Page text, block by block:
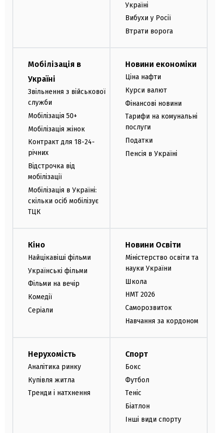
Україні
Вибухи у Росії
Втрати ворога
Мобілізація в
Україні
Звільнення з військової
служби
Мобілізація 50+
Мобілізація жінок
Контракт для 18-24-
річних
Відстрочка від
мобілізації
Мобілізація в Україні:
скільки осіб мобілізує
ТЦК
Новини економіки
Ціна нафти
Курси валют
Фінансові новини
Тарифи на комунальні
послуги
Податки
Пенсія в Україні
Кіно
Найцікавіші фільми
Українські фільми
Фільми на вечір
Комедії
Серіали
Новини Освіти
Міністерство освіти та
науки України
Школа
НМТ 2026
Саморозвиток
Навчання за кордоном
Нерухомість
Аналітика ринку
Купівля житла
Тренди і натхнення
Спорт
Бокс
Футбол
Теніс
Біатлон
Інші види спорту